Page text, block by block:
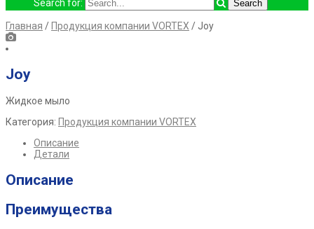
Search for:
Главная / Продукция компании VORTEX / Joy
Joy
Жидкое мыло
Категория: Продукция компании VORTEX
Описание
Детали
Описание
Преимущества